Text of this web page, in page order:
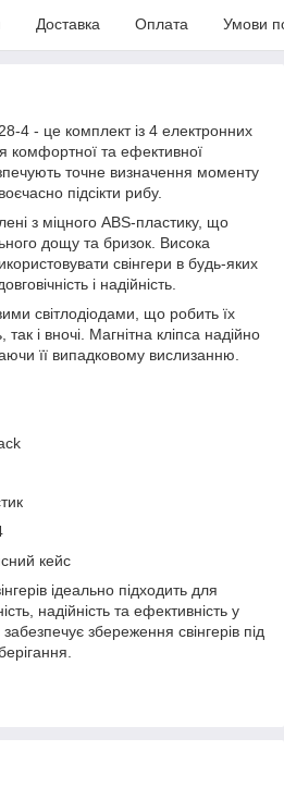
Доставка Оплата Умови
4 - це комплект із 4 електронних
комфортної та ефективної
точне визначення моменту
підсікти рибу.
з міцного ABS-пластику, що
дощу та бризок. Висока
свінгери в будь-яких
і надійність.
світлодіодами, що робить їх
і вночі. Магнітна кліпса надійно
її випадковому вислизанню.
кейс
ідеально підходить для
надійність та ефективність у
збереження свінгерів під